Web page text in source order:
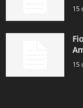
15
15